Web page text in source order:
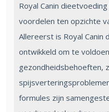
Royal Canin
voordelen ten opzichte
Allereerst is Royal Canin
ontwikkeld om te
gezondheidsbehoeften,
formules zijn